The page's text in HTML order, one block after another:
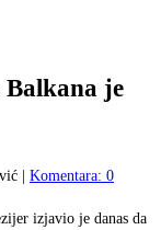
Balkana je
| Komentara: 0
izjavio je danas da